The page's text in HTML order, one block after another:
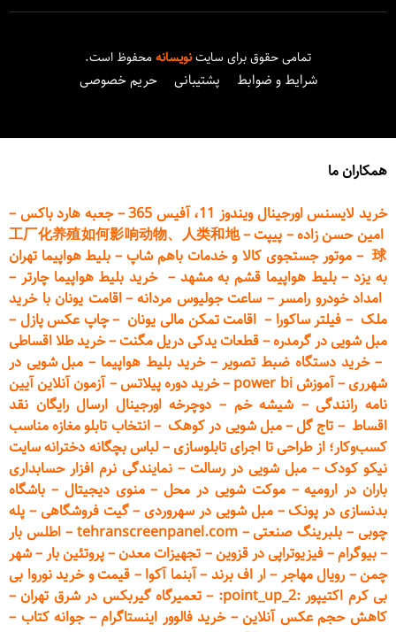
تمامی حقوق برای سایتنویسانهمحفوظ است.
شرایط و ضوابط پشتیبانی حریم خصوصی
همکاران ما
خرید لایسنس اورجینال ویندوز 11، آفیس 365
–جعبه هارد باکس –
امین حسن زاده– پیپت–
工厂化养殖如何影响动物、人类和地
球
– موتور جستجوی کالا و خدمات باهم شاپ– بلیط هواپیما تهران
به یزد–بلیط هواپیما قشم به مشهد –خرید بلیط هواپیما چارتر –
امداد خودرو رامسر– ساعت جولیوس مردانه–اقامت یونان با خرید
ملک – فیلتر ساکورا – اقامت تمکن مالی یونان –چاپ عکس پازل –
مبل شویی در گرمدره–قطعاتیدکی دریل مگنت–خرید طلا اقساطی
–خرید دستگاه ضبط تصویر–خرید بلیط هواپیما –مبل شویی در
شهرری–آموزش power bi –خرید دورهپیلاتس–آزمون آنلاین آیین
نامه رانندگی– شیشه خم – دوچرخه اورجینال ارسال رایگان نقد
اقساط – تاج گل–مبل شویی در کوهک–انتخاب تابلو مغازه مناسب
کسب‌وکار؛ از طراحی تا اجرای تابلوسازی– لباس بچگانه دخترانه سایت
نیکو کودک – مبل شویی در رسالت – نمایندگی نرم افزار حسابداری
باران در ارومیه–موکت شویی در محل–منوی دیجیتال – باشگاه
بدنسازی در پونک–مبل شویی در سهروردی–گیت فروشگاهی – پله
چوبی – بلبرینگ صنعتی–
tehranscreenpanel.com
–اطلس بار
–بیوگرام–فیزیوتراپی در قزوین– تجهیزات معدن–پروتئین بار–شهر
چمن– رویال مهاجر –ار اف برند –آبنما آکوا – قیمت و خرید نوروا بی
بی کرم اکتیپور :point_up_2:
– تعمیرگاه گیربکس در شرق تهران–
کاهش حجم عکس آنلاین–خرید فالوور اینستاگرام–جوانه کتاب –